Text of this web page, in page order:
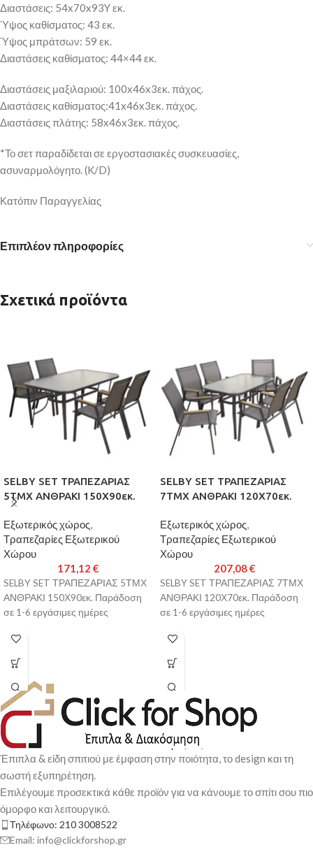
Διαστάσεις: 54x70x93Y εκ.
Ύψος καθίσματος: 43 εκ.
Ύψος μπράτσων: 59 εκ.
Διαστάσεις καθίσματος: 44×44 εκ.
Διαστάσεις μαξιλαριού: 100x46x3εκ. πάχος.
Διαστάσεις καθίσματος:41x46x3εκ. πάχος.
Διαστάσεις πλάτης: 58x46x3εκ. πάχος.
*Το σετ παραδίδεται σε εργοστασιακές συσκευασίες,
ασυναρμολόγητο. (K/D)
Κατόπιν Παραγγελίας
Επιπλέον πληροφορίες
Σχετικά προϊόντα
SELBY SET ΤΡΑΠΕΖΑΡΙΑΣ
5ΤΜΧ ΑΝΘΡΑΚΙ 150Χ90εκ.
Εξωτερικός χώρος,
Τραπεζαρίες Εξωτερικού
Χώρου
171,12 €
SELBY SET ΤΡΑΠΕΖΑΡΙΑΣ 5ΤΜΧ
ΑΝΘΡΑΚΙ 150Χ90εκ. Παράδοση
σε 1-6 εργάσιμες ημέρες
SELBY SET ΤΡΑΠΕΖΑΡΙΑΣ
7ΤΜΧ ΑΝΘΡΑΚΙ 120Χ70εκ.
Εξωτερικός χώρος,
Τραπεζαρίες Εξωτερικού
Χώρου
207,08€
SELBY SET ΤΡΑΠΕΖΑΡΙΑΣ 7ΤΜΧ
ΑΝΘΡΑΚΙ 120Χ70εκ. Παράδοση
σε 1-6 εργάσιμες ημέρες
Έπιπλα & είδη σπιτιού με έμφαση στην ποιότητα, το design και τη
σωστή εξυπηρέτηση.
Επιλέγουμε προσεκτικά κάθε προϊόν για να κάνουμε το σπίτι σου πιο
όμορφο και λειτουργικό.
Τηλέφωνο: 210 3008522
Email: info@clickforshop.gr